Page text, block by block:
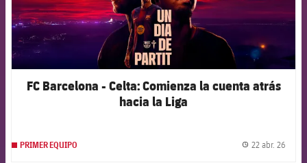
FC Barcelona - Celta: Comienza la cuenta atrás
hacia la Liga
PRIMER EQUIPO 22 abr. 26